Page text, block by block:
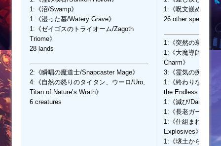
1:《沼/Swamp》
1:《湿った墓/Watery Grave》
1:《ゼイゴスのトライオーム/Zagoth
Triome》
28 lands
2:《瞬唱の魔道士/Snapcaster Mage》
4:《自然の怒りのタイタン、ウーロ/Uro,
Titan of Nature’s Wrath》
6 creatures
1:《呪文嵌め/Spell
26 other spells
1:《突然の衰微/
1:《大魔導師の魔
Charm》
3:《霊気の疾風/
1:《終わりなき巣
the Endless Web》
1:《滅び/
1:《長老ガーガロ
1:《仕組まれた爆
Explosives》
1:《壌土からの生